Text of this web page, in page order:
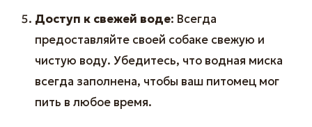
Доступ к свежей воде: Всегда
предоставляйте своей собаке свежую и
чистую воду. Убедитесь, что водная миска
всегда заполнена, чтобы ваш питомец мог
пить в любое время.